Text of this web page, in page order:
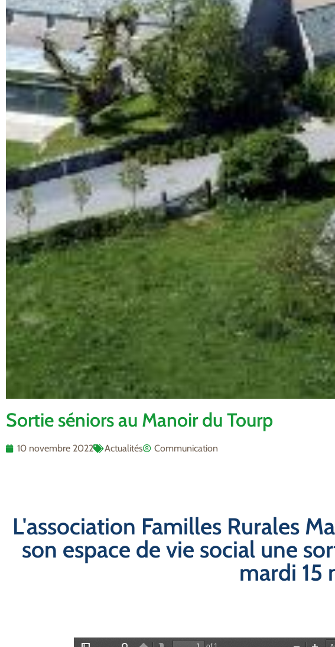
Sortie séniors au Manoir du Tourp
10 novembre 2022 Actualités Communication
L'association Familles Rurales
son espace de vie social une
mardi 15